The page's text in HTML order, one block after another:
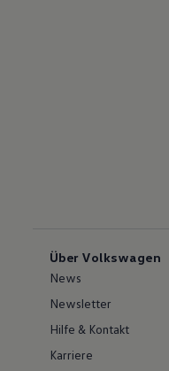
Über Volkswagen
News
Newsletter
Hilfe & Kontakt
Karriere